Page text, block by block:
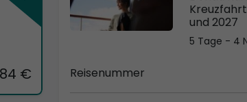
und 2027
5 Tage - 4
Reisenummer
€